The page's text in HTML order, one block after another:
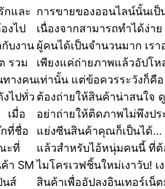
กและ
งไป
บงาน
รวม
ทางคน
ไปทั่ว
เมื่อ
ที่ชื่อ
ะที่
า SM
นส์
การขายของออนไลน์นั้นเ
เนื่องจากสามารถทำได้ง่า
ผู้คนได้เป็นจำนวนมาก เร
เพียงแค่ถ่ายภาพแล้วอัปโห
เท่านั้น แต่ข้อควรระวังก็คื
ต้องถ่ายให้สินค้าน่าสนใจ
อย่าถ่ายให้ติดภาพไม่พึงปร
แย่งซีนสินค้าคุณก็เป็นได้…
แล้วสำหรับไอ้หนุ่มคนนี้ ที่ต้
ไมโครเวฟชิ้นใหม่เงาวับ!
สินค้าเพื่ออัปลงอินเทอร์เ